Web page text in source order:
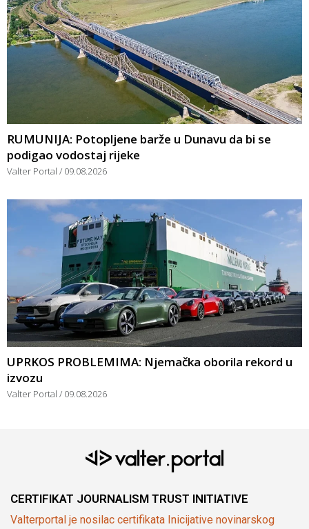
RUMUNIJA: Potopljene barže u Dunavu da bi se
podigao vodostaj rijeke
Valter Portal 09.08.2026
UPRKOS PROBLEMIMA: Njemačka oborila rekord u
izvozu
Valter Portal 09.08.2026
CERTIFIKAT JOURNALISM TRUST INITIATIVE
Valterportal je nosilac certifikata Inicijative novinarskog